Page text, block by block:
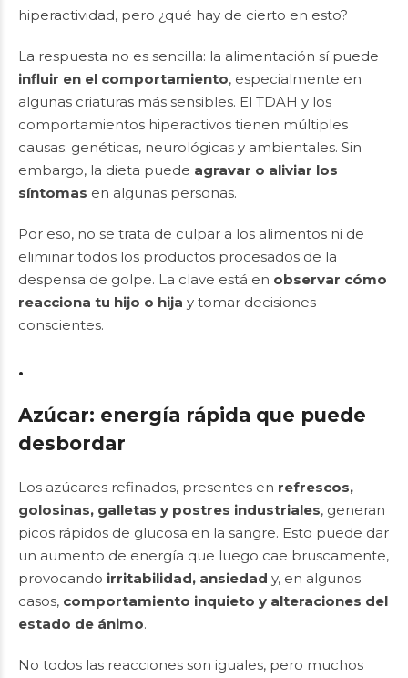
hiperactividad, pero ¿qué hay de cierto en esto?
La respuesta no es sencilla: la alimentación sí puede
influir en el comportamiento, especialmente en
algunas criaturas más sensibles. El TDAH y los
comportamientos hiperactivos tienen múltiples
causas: genéticas, neurológicas y ambientales. Sin
embargo, la dieta puede agravar o aliviar los
síntomas en algunas personas.
Por eso, no se trata de culpar a los alimentos ni de
eliminar todos los productos procesados de la
despensa de golpe. La clave está en observar cómo
reacciona tu hijo o hija y tomar decisiones
conscientes.
.
Azúcar: energía rápida que puede
desbordar
Los azúcares refinados, presentes en refrescos,
golosinas, galletas y postres industriales, generan
picos rápidos de glucosa en la sangre. Esto puede dar
un aumento de energía que luego cae bruscamente,
provocando irritabilidad, ansiedad y, en algunos
casos, comportamiento inquieto y alteraciones del
estado de ánimo.
No todos las reacciones son iguales, pero muchos